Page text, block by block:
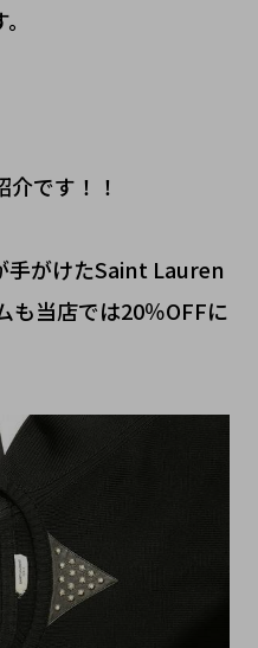
です！！
手がけたSaint Lauren
も当店では20％OFFに